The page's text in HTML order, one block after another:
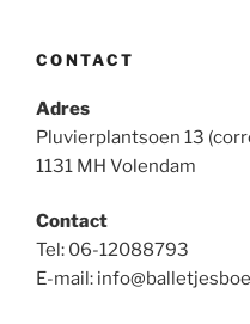
CONTACT
Adres
Pluvierplantsoen 13
1131 MH Volendam
Contact
Tel: 06-12088793
E-mail: